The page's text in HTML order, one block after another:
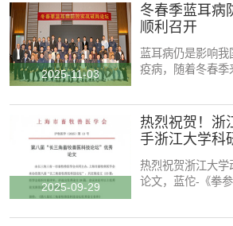
2025-11-03
冬春季蓝耳病
顺利召开
蓝耳病仍是影响
疫病，随着冬春季
2025-09-29
热烈祝贺！浙
手浙江大学科
热烈祝贺浙江大
论文，蓝佗-《拳参
反刍动保产品